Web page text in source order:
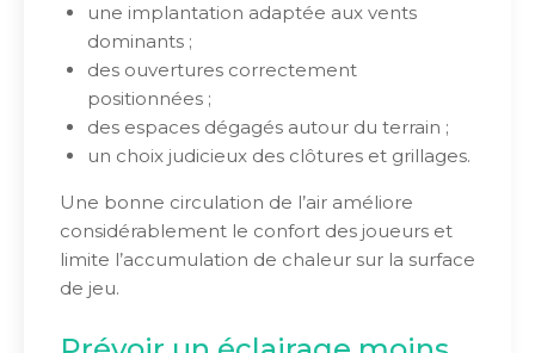
une implantation adaptée aux vents
dominants ;
des ouvertures correctement
positionnées ;
des espaces dégagés autour du terrain ;
un choix judicieux des clôtures et grillages.
Une bonne circulation de l’air améliore
considérablement le confort des joueurs et
limite l’accumulation de chaleur sur la surface
de jeu.